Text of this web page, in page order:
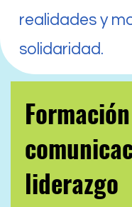
realidades y
solidaridad.
liderazgo